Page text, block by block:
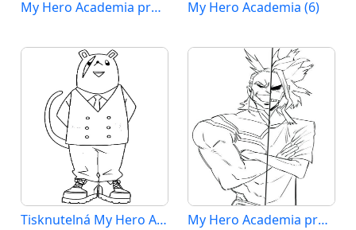
My Hero Academia pro 5leté Děti My Hero Academia (6)
Tisknutelná My Hero Academia My Hero Academia pro 1leté Děti